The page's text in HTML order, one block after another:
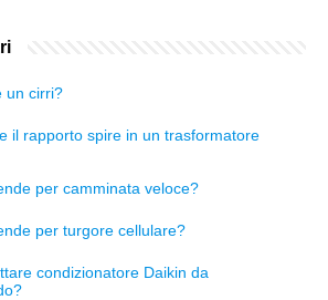
un cirri?
il rapporto spire in un trasformatore
per camminata veloce?
per turgore cellulare?
condizionatore Daikin da